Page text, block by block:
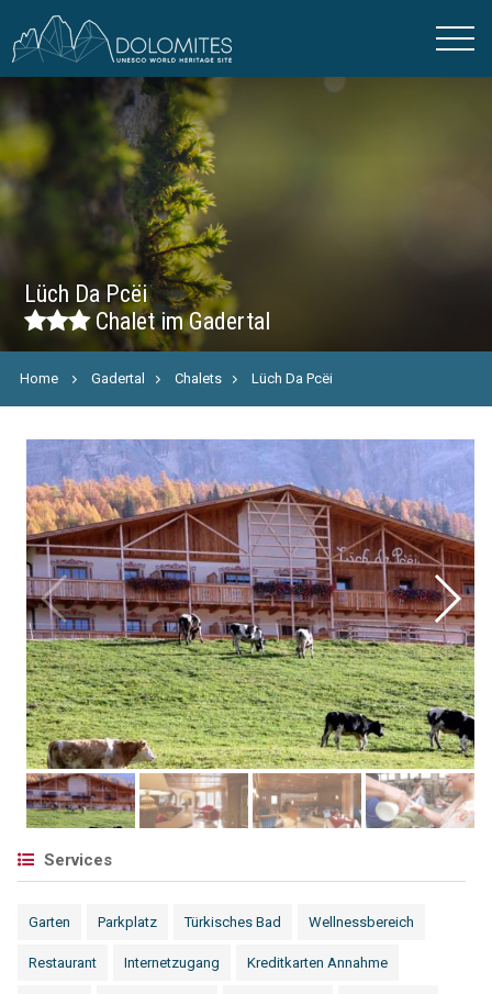
Lüch Da Pcëi
Chalet im Gadertal
Home Gadertal Chalets Lüch Da Pcëi
Services
Garten Parkplatz Türkisches Bad Wellnessbereich
Restaurant Internetzugang Kreditkarten Annahme